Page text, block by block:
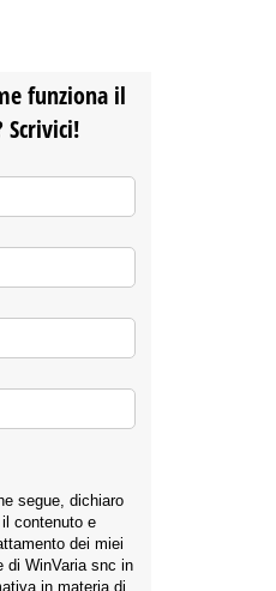
funziona il
Scrivici!
segue, dichiaro
contenuto e
dei miei
di WinVaria snc in
in materia di